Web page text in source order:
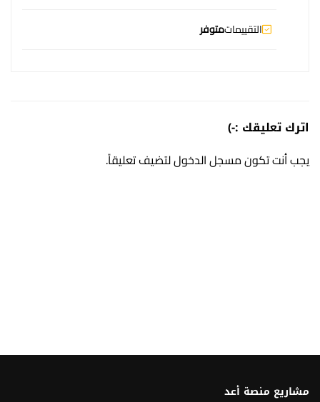
التقييماتمتوفر
اترك تعليقك :-)
يجب أنت تكونمسجل الدخوللتضيف تعليقاً.
مشاريع منصة أعد